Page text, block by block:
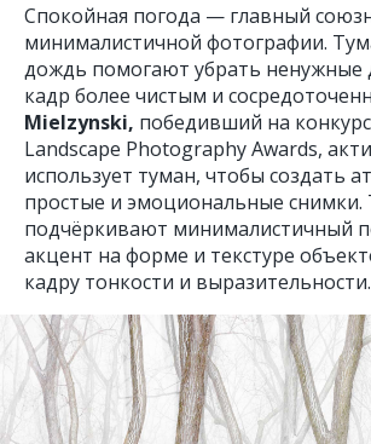
Спокойная погода — главный
минималистичной фотографии.
дождь помогают убрать ненужные
кадр более чистым и
Mielzynski, победивший на
Landscape Photography Awards,
использует туман, чтобы создать
простые и эмоциональные снимки.
подчёркивают минималистичный
акцент на форме и текстуре
кадру тонкости и выразительности.